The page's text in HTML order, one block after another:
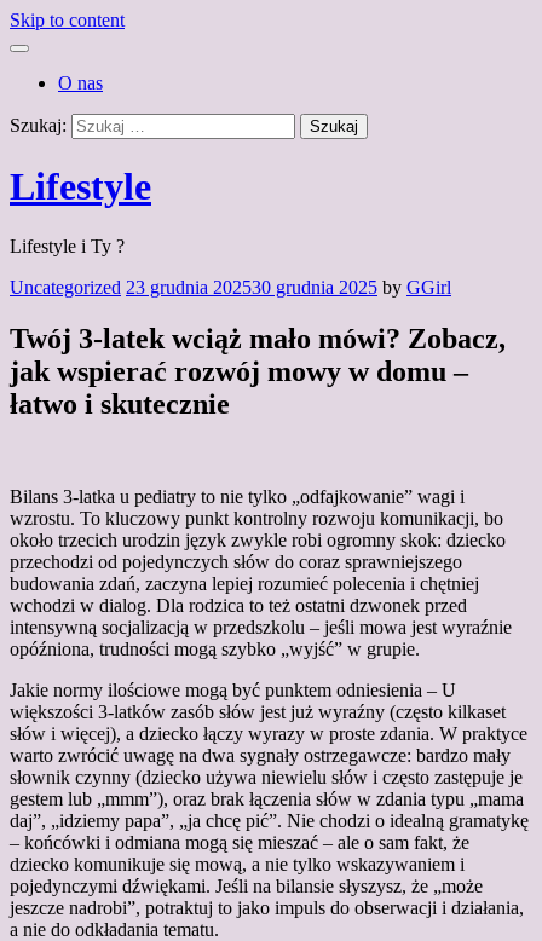
Skip to content
O nas
Szukaj:
Lifestyle
Lifestyle i Ty ?
Uncategorized 23 grudnia 202530 grudnia 2025 by GGirl
Twój 3-latek wciąż mało mówi? Zobacz,
jak wspierać rozwój mowy w domu –
łatwo i skutecznie
Bilans 3-latka u pediatry to nie tylko „odfajkowanie” wagi i
wzrostu. To kluczowy punkt kontrolny rozwoju komunikacji, bo
około trzecich urodzin język zwykle robi ogromny skok: dziecko
przechodzi od pojedynczych słów do coraz sprawniejszego
budowania zdań, zaczyna lepiej rozumieć polecenia i chętniej
wchodzi w dialog. Dla rodzica to też ostatni dzwonek przed
intensywną socjalizacją w przedszkolu – jeśli mowa jest wyraźnie
opóźniona, trudności mogą szybko „wyjść” w grupie.
Jakie normy ilościowe mogą być punktem odniesienia – U
większości 3-latków zasób słów jest już wyraźny (często kilkaset
słów i więcej), a dziecko łączy wyrazy w proste zdania. W praktyce
warto zwrócić uwagę na dwa sygnały ostrzegawcze: bardzo mały
słownik czynny (dziecko używa niewielu słów i często zastępuje je
gestem lub „mmm”), oraz brak łączenia słów w zdania typu „mama
daj”, „idziemy papa”, „ja chcę pić”. Nie chodzi o idealną gramatykę
– końcówki i odmiana mogą się mieszać – ale o sam fakt, że
dziecko komunikuje się mową, a nie tylko wskazywaniem i
pojedynczymi dźwiękami. Jeśli na bilansie słyszysz, że „może
jeszcze nadrobi”, potraktuj to jako impuls do obserwacji i działania,
a nie do odkładania tematu.